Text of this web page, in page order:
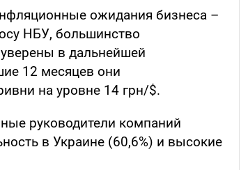
ожидания бизнеса –
НБУ, большинство
в дальнейшей
12 месяцев они
на уровне 14 грн/$.
руководители компаний
в Украине (60,6%) и высокие